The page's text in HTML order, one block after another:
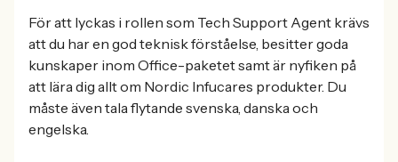
För att lyckas i rollen som Tech Support Agent krävs
att du har en god teknisk förståelse, besitter goda
kunskaper inom Office-paketet samt är nyfiken på
att lära dig allt om Nordic Infucares produkter. Du
måste även tala flytande svenska, danska och
engelska.